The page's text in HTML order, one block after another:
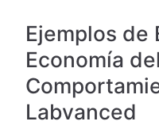
Ejemplos de
Economía del
Labvanced